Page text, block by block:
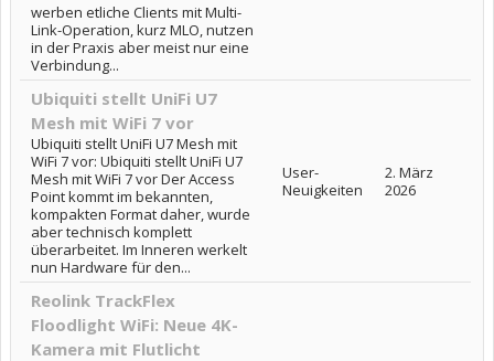
werben etliche Clients mit Multi-
Link-Operation, kurz MLO, nutzen
in der Praxis aber meist nur eine
Verbindung...
Ubiquiti stellt UniFi U7
Mesh mit WiFi 7 vor
Ubiquiti stellt UniFi U7 Mesh mit
WiFi 7 vor: Ubiquiti stellt UniFi U7
Mesh mit WiFi 7 vor Der Access
Point kommt im bekannten,
kompakten Format daher, wurde
aber technisch komplett
überarbeitet. Im Inneren werkelt
nun Hardware für den...
User-
Neuigkeiten
2. März
2026
Reolink TrackFlex
Floodlight WiFi: Neue 4K-
Kamera mit Flutlicht